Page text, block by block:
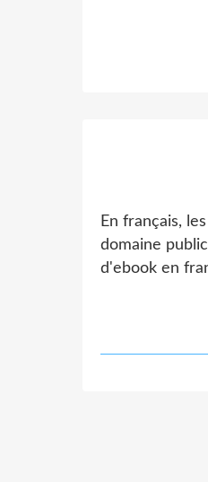
En français,
domaine
d'ebook en